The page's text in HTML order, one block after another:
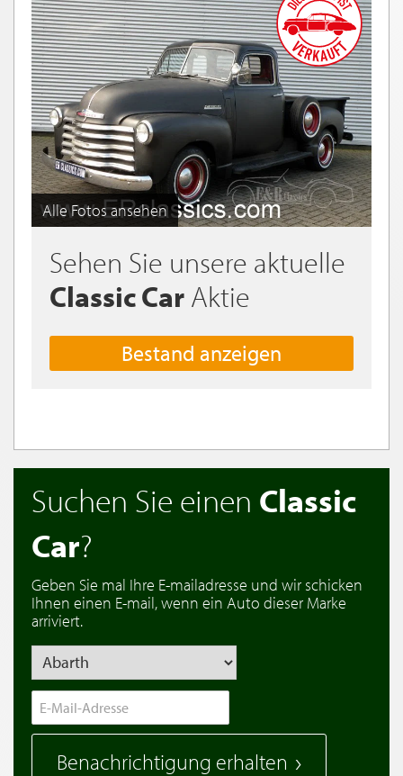
Alle Fotos ansehen
Sehen Sie unsere aktuelle
Classic Car Aktie
Bestand anzeigen
Suchen Sie einen Classic
Car?
Geben Sie mal Ihre E-mailadresse und wir schicken
Ihnen einen E-mail, wenn ein Auto dieser Marke
arriviert.
Benachrichtigung erhalten